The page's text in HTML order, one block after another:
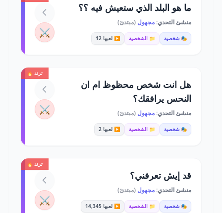
ما هو البلد الذي ستعيش فيه ؟؟
منشئ التحدي:مجهول (مبتدئ)
🎭 شخصية 📁 الشخصية ▶️ لعبها 12 ⚔️
ترند 🔥
هل انت شخص محظوظ ام ان
النحس يرافقك؟
منشئ التحدي:مجهول (مبتدئ)
🎭 شخصية 📁 الشخصية ▶️ لعبها 2
⚔️
ترند 🔥
قد إيش تعرفني؟
منشئ التحدي:مجهول (مبتدئ)
🎭 شخصية 📁 الشخصية ▶️ لعبها 14,345 ⚔️